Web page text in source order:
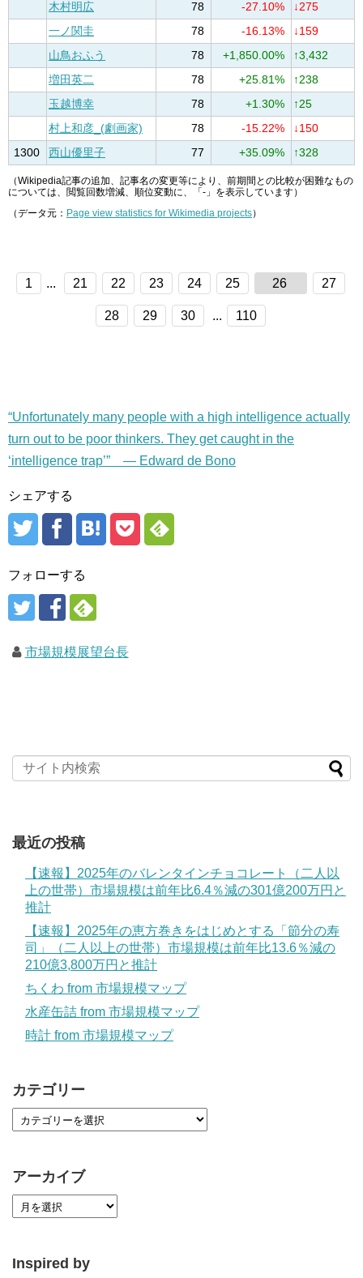
木村明広
78 -27.10%
↓275
一ノ関圭
78 -16.13%
↓159
山鳥おふう
78 +1,850.00%
↑3,432
増田英二
78 +25.81%
↑238
玉越博幸
78 +1.30%
↑25
村上和彦_(劇画家)
78 -15.22%
↓150
1300
西山優里子 77 +35.09% ↑328
（Wikipedia記事の追加、記事名の変更等により、前期間との比較が困難なもの
については、閲覧回数増減、順位変動に、「-」を表示しています）
（データ元： Page view statistics for Wikimedia projects）
1 ... 21 22 23 24 25 26 27
28 29 30 ... 110
“Unfortunately many people with a high intelligence actually
turn out to be poor thinkers. They get caught in the
‘intelligence trap’” — Edward de Bono
シェアする
フォローする
市場規模展望台長
最近の投稿
【速報】2025年のバレンタインチョコレート（二人以
上の世帯）市場規模は前年比6.4％減の301億200万円と
推計
【速報】2025年の恵方巻きをはじめとする「節分の寿
司」（二人以上の世帯）市場規模は前年比13.6％減の
210億3,800万円と推計
ちくわ from 市場規模マップ
水産缶詰 from 市場規模マップ
時計 from 市場規模マップ
カテゴリー
アーカイブ
Inspired by